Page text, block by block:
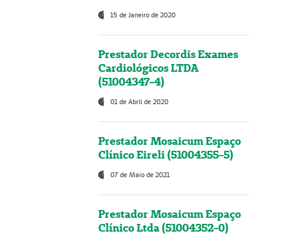
15 de Janeiro de 2020
Prestador Decordis Exames
Cardiológicos LTDA
(51004347-4)
01 de Abril de 2020
Prestador Mosaicum Espaço
Clínico Eireli (51004355-5)
07 de Maio de 2021
Prestador Mosaicum Espaço
Clínico Ltda (51004352-0)